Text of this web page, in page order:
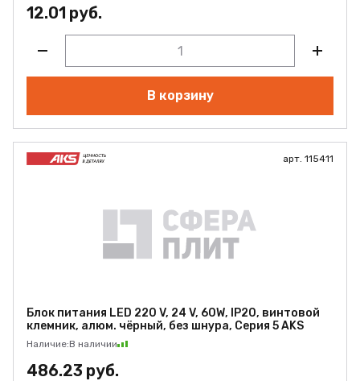
12.01 руб.
В корзину
арт. 115411
Блок питания LED 220 V, 24 V, 60W, IP20, винтовой
клемник, алюм. чёрный, без шнура, Серия 5 AKS
Наличие:В наличии
486.23 руб.